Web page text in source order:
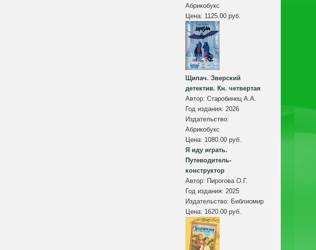
Абрикобукс
Цена: 1125.00 руб.
Щипач. Зверский
детектив. Кн. четвертая
Автор: Старобинец А.А.
Год издания: 2026
Издательство:
Абрикобукс
Цена: 1080.00 руб.
Я иду играть.
Путеводитель-
конструктор
Автор: Пирогова О.Г.
Год издания: 2025
Издательство: Библиомир
Цена: 1620.00 руб.